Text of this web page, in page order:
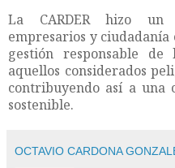
La CARDER hizo un
empresarios y
gestión responsable de
aquellos considerados
contribuyendo así a una
sostenible.
OCTAVIO CARDONA